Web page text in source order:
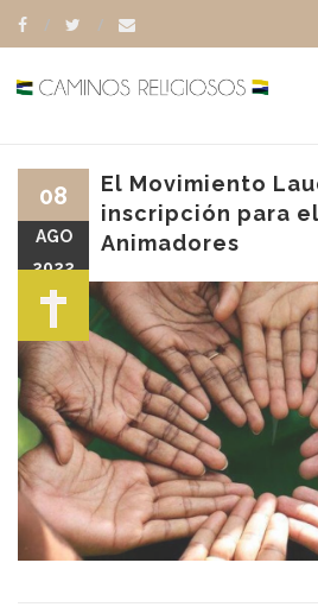
El Movimiento
inscripción para
Animadores
08
AGO
2022